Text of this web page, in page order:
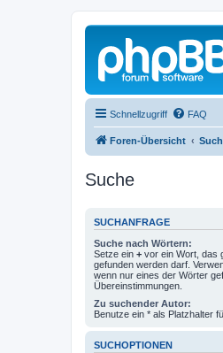
Schnellzugriff FAQ
Foren-Übersicht
Suche
SUCHANFRAGE
Suche nach Wörtern:
Setze ein + vor ein Wort, das
gefunden werden darf.
wenn nur eines der Wörter
Übereinstimmungen.
Zu suchender Autor:
Benutze ein * als Platzhalter
SUCHOPTIONEN